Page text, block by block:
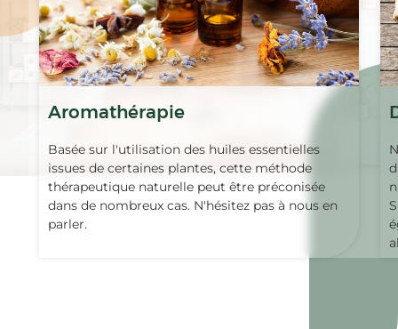
Aromathérapie
Basée sur l'utilisation des huiles essentielles
issues de certaines plantes, cette méthode
thérapeutique naturelle peut être préconisée
dans de nombreux cas. N'hésitez pas à nous en
parler.